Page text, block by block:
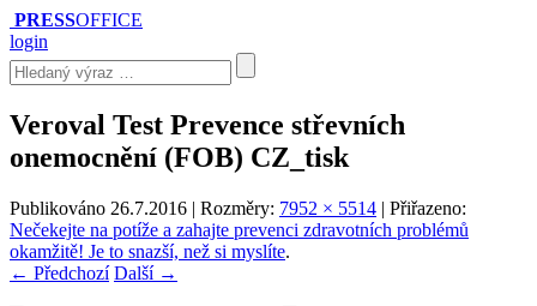
PRESSOFFICE
login
Veroval Test Prevence střevních
onemocnění (FOB) CZ_tisk
Publikováno 26.7.2016 | Rozměry: 7952 × 5514 | Přiřazeno:
Nečekejte na potíže a zahajte prevenci zdravotních problémů
okamžitě! Je to snazší, než si myslíte.
← Předchozí Další →